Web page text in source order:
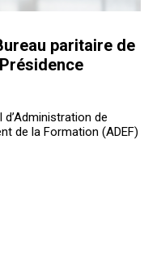
paritaire de
Présidence
de
de la Formation (ADEF)